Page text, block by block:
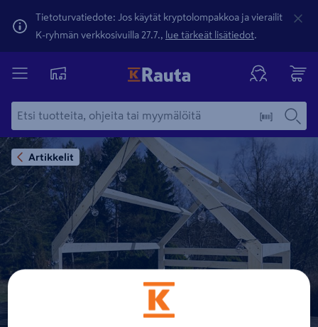
Tietoturvatiedote: Jos käytät kryptolompakkoa ja vierailit
K-ryhmän verkkosivuilla 27.7., lue tärkeät lisätiedot.
Artikkelit
DIY: Maja pihalle